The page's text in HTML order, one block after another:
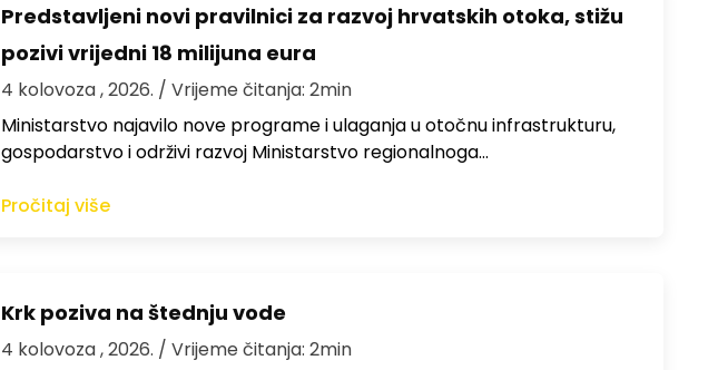
Predstavljeni novi pravilnici za razvoj hrvatskih otoka, stižu
pozivi vrijedni 18 milijuna eura
4 kolovoza , 2026. / Vrijeme čitanja: 2min
Ministarstvo najavilo nove programe i ulaganja u otočnu infrastrukturu,
gospodarstvo i održivi razvoj Ministarstvo regionalnoga…
Pročitaj više
Krk poziva na štednju vode
4 kolovoza , 2026. / Vrijeme čitanja: 2min